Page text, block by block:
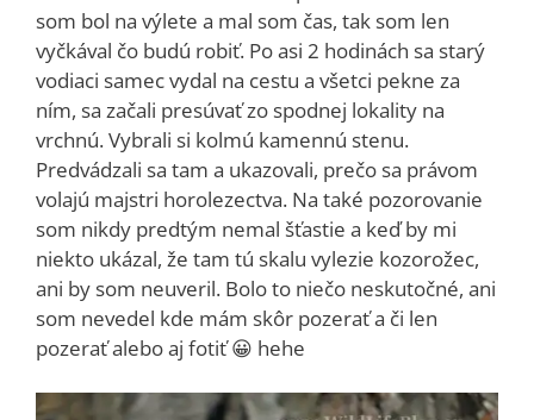
som bol na výlete a mal som čas, tak som len
vyčkával čo budú robiť. Po asi 2 hodinách sa starý
vodiaci samec vydal na cestu a všetci pekne za
ním, sa začali presúvať zo spodnej lokality na
vrchnú. Vybrali si kolmú kamennú stenu.
Predvádzali sa tam a ukazovali, prečo sa právom
volajú majstri horolezectva. Na také pozorovanie
som nikdy predtým nemal šťastie a keď by mi
niekto ukázal, že tam tú skalu vylezie kozorožec,
ani by som neuveril. Bolo to niečo neskutočné, ani
som nevedel kde mám skôr pozerať a či len
pozerať alebo aj fotiť 😀 hehe